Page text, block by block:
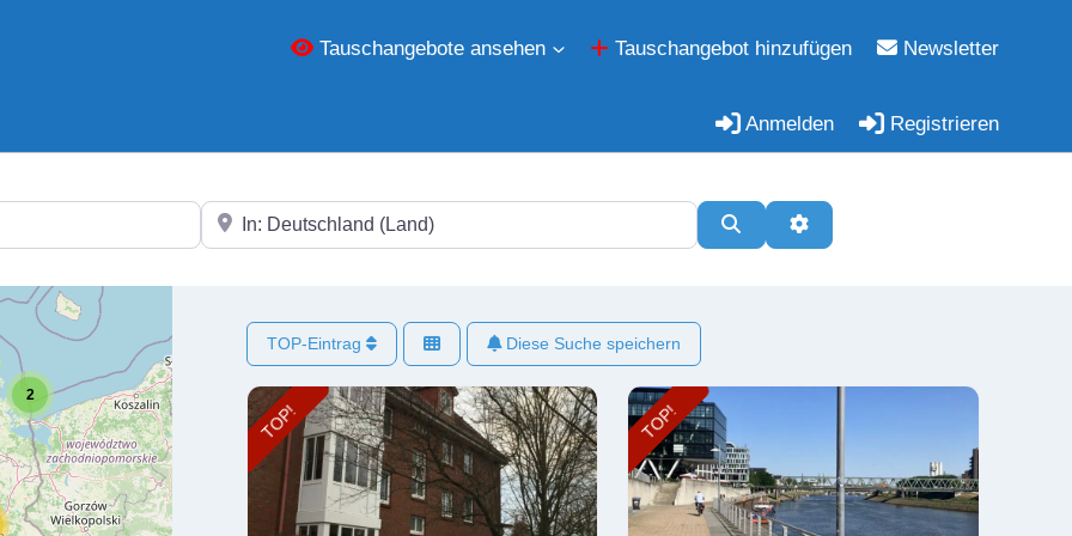
Tauschangebote ansehen Tauschangebot hinzufügen Newsletter
Anmelden Registrieren
In der Nähe SuchenErweiterte Filter
2
TOP-Eintrag Diese Suche speichern
TOP! TOP!